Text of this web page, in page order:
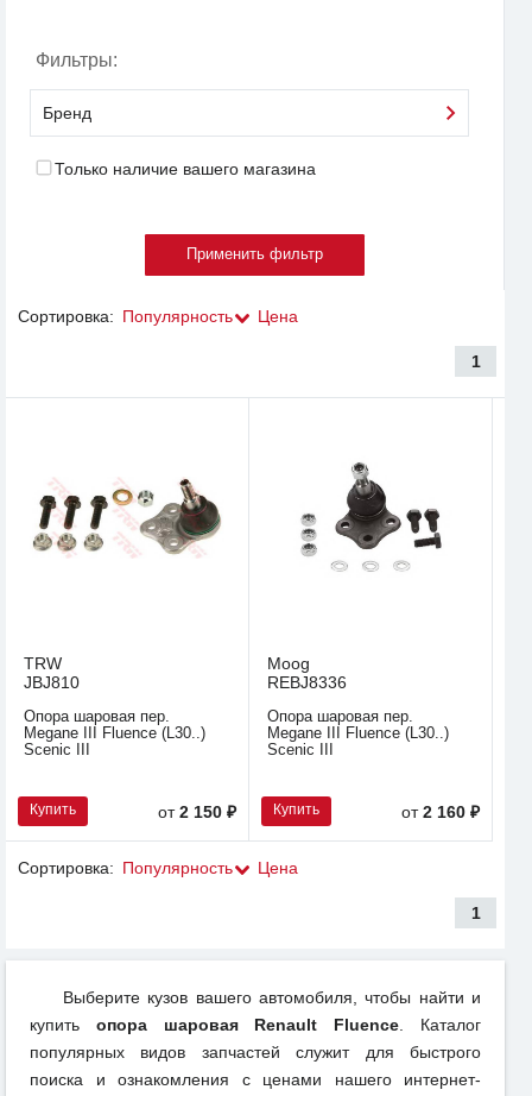
Фильтры:
Бренд
Только наличие вашего магазина
Сортировка: Популярность Цена
1
TRW
JBJ810
Опора шаровая пер.
Megane III Fluence (L30..)
Scenic III
Купить от2 150 ₽
Moog
REBJ8336
Опора шаровая пер.
Megane III Fluence (L30..)
Scenic III
Купить от2 160 ₽
Сортировка: Популярность Цена
1
Выберите кузов вашего автомобиля, чтобы найти и
купить опора шаровая Renault Fluence. Каталог
популярных видов запчастей служит для быстрого
поиска и ознакомления с ценами нашего интернет-